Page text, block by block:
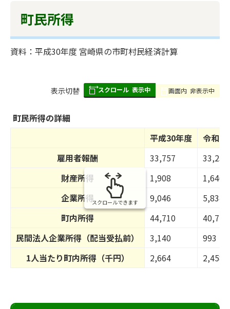
町民所得
資料：平成30年度 宮崎県の市町村民経済計算
表
み
の
表示切替 スクロール 表示中 画面内 非表示中
町民所得の詳細
平成30年度
令和2
雇用者報酬
33,757
33,238
財産所得
1,908
1,646
企業所得
9,046
5,834
町内所得
44,710
40,718
民間法人企業所得（配当受払前）
3,140
993
1人当たり町内所得（千円）
2,664 2,458
スクロールできます